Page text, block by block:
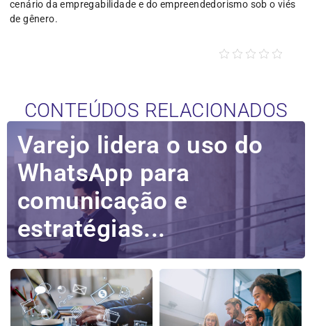
cenário da empregabilidade e do empreendedorismo sob o viés
de gênero.
CONTEÚDOS RELACIONADOS
Varejo lidera o uso do
WhatsApp para
comunicação e
estratégias...